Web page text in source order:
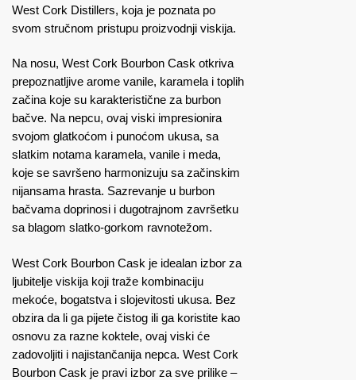
West Cork Distillers, koja je poznata po
svom stručnom pristupu proizvodnji viskija.
Na nosu, West Cork Bourbon Cask otkriva
prepoznatljive arome vanile, karamela i toplih
začina koje su karakteristične za burbon
bačve. Na nepcu, ovaj viski impresionira
svojom glatkoćom i punoćom ukusa, sa
slatkim notama karamela, vanile i meda,
koje se savršeno harmonizuju sa začinskim
nijansama hrasta. Sazrevanje u burbon
bačvama doprinosi i dugotrajnom završetku
sa blagom slatko-gorkom ravnotežom.
West Cork Bourbon Cask je idealan izbor za
ljubitelje viskija koji traže kombinaciju
mekoće, bogatstva i slojevitosti ukusa. Bez
obzira da li ga pijete čistog ili ga koristite kao
osnovu za razne koktele, ovaj viski će
zadovoljiti i najistančanija nepca. West Cork
Bourbon Cask je pravi izbor za sve prilike –